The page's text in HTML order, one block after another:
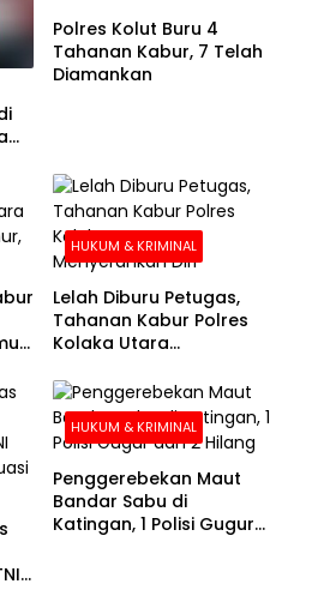
Polres Kolut Buru 4
Tahanan Kabur, 7 Telah
Diamankan
HUKUM & KRIMINAL
Lelah Diburu Petugas,
Tahanan Kabur Polres
Kolaka Utara
HUKUM & KRIMINAL
Penggerebekan Maut
Bandar Sabu di
Katingan, 1 Polisi Gugur